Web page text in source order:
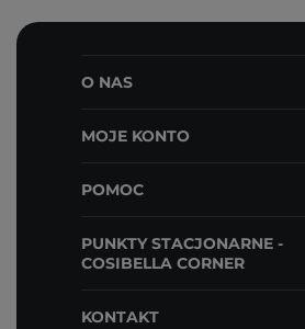
O NAS
MOJE KONTO
POMOC
PUNKTY STACJONARNE -
COSIBELLA CORNER
KONTAKT